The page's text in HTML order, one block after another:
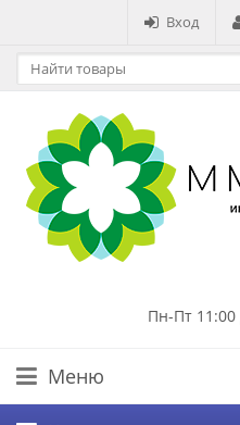
Вход
Пн-Пт
Меню